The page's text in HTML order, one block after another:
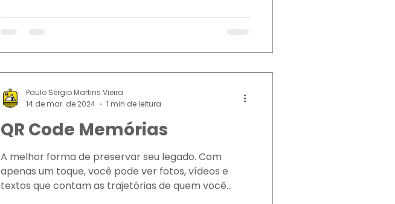
QR Code Memórias
A melhor forma de preservar seu legado. Com
apenas um toque, você pode ver fotos, vídeos e
textos que contam as trajetórias de quem você...
Paulo Sérgio Martins Vieira
14 de mar. de 2024
1 min de leitura